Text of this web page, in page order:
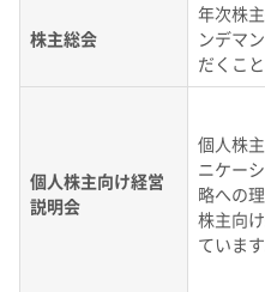
株主総会
年次株
ンデマ
だくこ
個人株主向け経営
説明会
個人株
ニケー
略への
株主向
ています